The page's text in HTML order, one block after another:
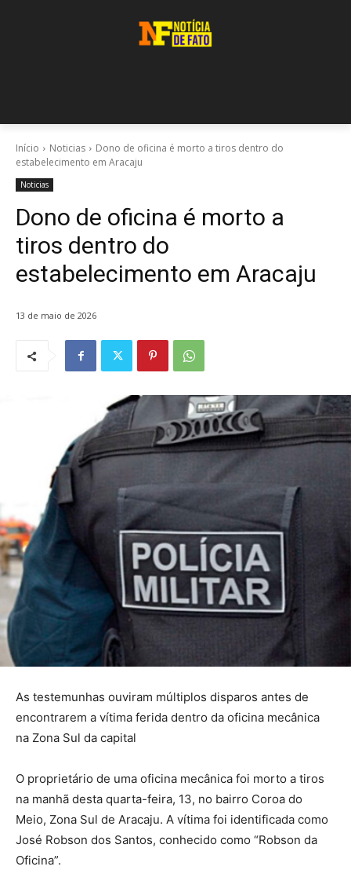
Início Noticias
Dono de oficina é morto a tiros dentro do
estabelecimento em Aracaju
Noticias
Dono de oficina é morto a
tiros dentro do
estabelecimento em Aracaju
13 de maio de 2026
As testemunhas ouviram múltiplos disparos antes de
encontrarem a vítima ferida dentro da oficina mecânica
na Zona Sul da capital
O proprietário de uma oficina mecânica foi morto a tiros
na manhã desta quarta-feira, 13, no bairro Coroa do
Meio, Zona Sul de Aracaju. A vítima foi identificada como
José Robson dos Santos, conhecido como “Robson da
Oficina”.